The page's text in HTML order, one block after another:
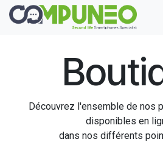
Se rendre au contenu
Découvrez l'ensemble de nos
disponibles en
dans nos différents